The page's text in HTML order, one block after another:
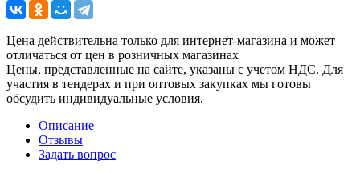
Цена действительна только для интернет-магазина и может
отличаться от цен в розничных магазинах
Цены, представленные на сайте, указаны с учетом НДС. Для
участия в тендерах и при оптовых закупках мы готовы
обсудить индивидуальные условия.
Описание
Отзывы
Задать вопрос